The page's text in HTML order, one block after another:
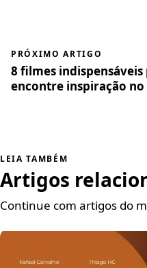
PRÓXIMO ARTIGO
8 filmes
encontre inspiração no
LEIA TAMBÉM
Artigos
Continue com artigos do